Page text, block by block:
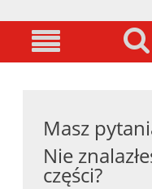
Masz
Nie
części?